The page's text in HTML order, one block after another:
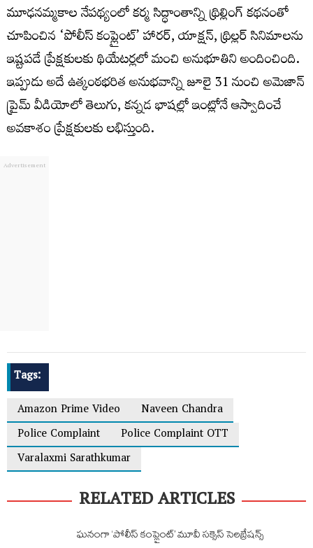
మూఢనమ్మకాల నేపథ్యంలో కర్మ సిద్ధాంతాన్ని థ్రిల్లింగ్ కథనంతో
చూపించిన ‘పోలీస్ కంప్లైంట్’ హారర్, యాక్షన్, థ్రిల్లర్ సినిమాలను
ఇష్టపడే ప్రేక్షకులకు థియేటర్లలో మంచి అనుభూతిని అందించింది.
ఇప్పుడు అదే ఉత్కంఠభరిత అనుభవాన్ని జూలై 31 నుంచి అమెజాన్
ప్రైమ్ వీడియోలో తెలుగు, కన్నడ భాషల్లో ఇంట్లోనే ఆస్వాదించే
అవకాశం ప్రేక్షకులకు లభిస్తుంది.
Tags:
Amazon Prime Video
Naveen Chandra
Police Complaint
Police Complaint OTT
Varalaxmi Sarathkumar
RELATED ARTICLES
ఘనంగా ‘పోలీస్ కంప్లైంట్’ మూవీ సక్సెస్ సెలబ్రేషన్స్